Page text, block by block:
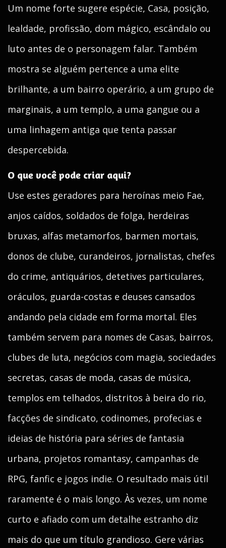
Um nome forte sugere espécie, Casa, posição,
lealdade, profissão, dom mágico, escândalo ou
luto antes de o personagem falar. Também
mostra se alguém pertence a uma elite
brilhante, a um bairro operário, a um grupo de
marginais, a um templo, a uma gangue ou a
uma linhagem antiga que tenta passar
despercebida.
O que você pode criar aqui?
Use estes geradores para heroínas meio Fae,
anjos caídos, soldados de folga, herdeiras
bruxas, alfas metamorfos, barmen mortais,
donos de clube, curandeiros, jornalistas, chefes
do crime, antiquários, detetives particulares,
oráculos, guarda-costas e deuses cansados
andando pela cidade em forma mortal. Eles
também servem para nomes de Casas, bairros,
clubes de luta, negócios com magia, sociedades
secretas, casas de moda, casas de música,
templos em telhados, distritos à beira do rio,
facções de sindicato, codinomes, profecias e
ideias de história para séries de fantasia
urbana, projetos romantasy, campanhas de
RPG, fanfic e jogos indie. O resultado mais útil
raramente é o mais longo. Às vezes, um nome
curto e afiado com um detalhe estranho diz
mais do que um título grandioso. Gere várias